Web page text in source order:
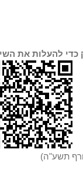
כדי להעלות את
תשע"ה)